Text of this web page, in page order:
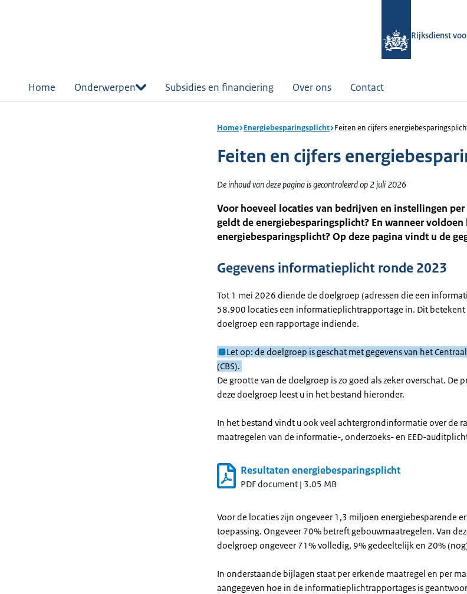
Rijksdienst
Home Onderwerpen Subsidies en financiering Over ons Contact
Home Energiebesparingsplicht Feiten en cijfers
Feiten en cijfers
De inhoud van deze pagina is gecontroleerd op 2 juli 2026
Voor hoeveel locaties van bedrijven en instellingen per
geldt de energiebesparingsplicht? En wanneer
energiebesparingsplicht? Op deze pagina vindt u de
Gegevens informatieplicht ronde 2023
Tot 1 mei 2026 diende de doelgroep (adressen die een
58.900 locaties een informatieplichtrapportage in. Dit betekent
doelgroep een rapportage indiende.
Let op: de doelgroep is geschat met gegevens van het
(CBS).
De grootte van de doelgroep is zo goed als zeker overschat. De
deze doelgroep leest u in het bestand hieronder.
In het bestand vindt u ook veel achtergrondinformatie over de
maatregelen van de informatie-, onderzoeks- en EED-
Resultaten energiebesparingsplicht
PDF document | 3.05 MB
Voor de locaties zijn ongeveer 1,3 miljoen energiebesparende
toepassing. Ongeveer 70% betreft gebouwmaatregelen. Van
doelgroep ongeveer 71% volledig, 9% gedeeltelijk en 20%
In onderstaande bijlagen staat per erkende maatregel en per
aangegeven hoe in de informatieplichtrapportages is